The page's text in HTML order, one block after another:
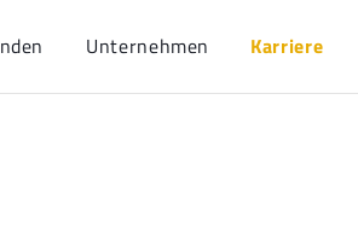
Unternehmen Karriere